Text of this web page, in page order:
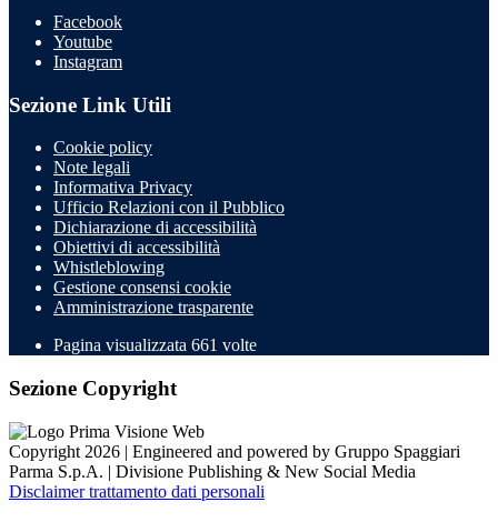
Facebook
Youtube
Instagram
Sezione Link Utili
Cookie policy
Note legali
Informativa Privacy
Ufficio Relazioni con il Pubblico
Dichiarazione di accessibilità
Obiettivi di accessibilità
Whistleblowing
Gestione consensi cookie
Amministrazione trasparente
Pagina visualizzata 661 volte
Sezione Copyright
Copyright 2026 | Engineered and powered by Gruppo Spaggiari
Parma S.p.A. | Divisione Publishing & New Social Media
Disclaimer trattamento dati personali